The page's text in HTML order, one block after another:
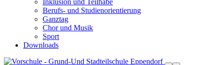
Inklusion und Teilhabe
Berufs- und Studienorientierung
Ganztag
Chor und Musik
Sport
Downloads